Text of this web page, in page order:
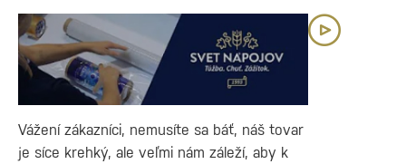
Vážení zákazníci, nemusíte sa báť, náš tovar
je síce krehký, ale veľmi nám záleží, aby k